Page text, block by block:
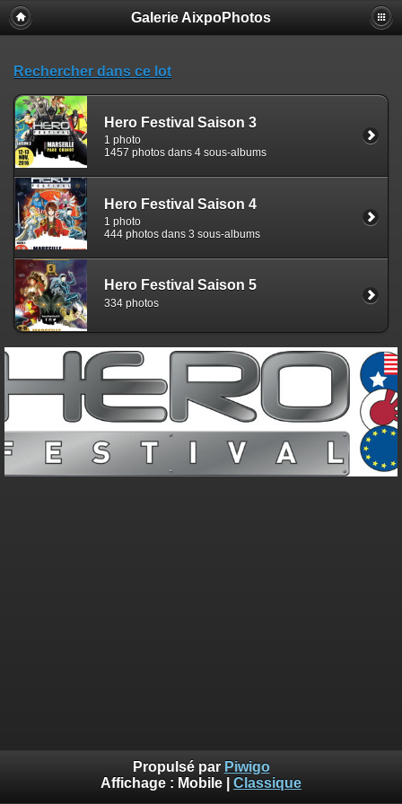
Galerie AixpoPhotos
Rechercher dans ce lot
Hero Festival Saison 3
1 photo
1457 photos dans 4 sous-albums
Hero Festival Saison 4
1 photo
444 photos dans 3 sous-albums
Hero Festival Saison 5
334 photos
Propulsé par Piwigo
Affichage : Mobile Classique